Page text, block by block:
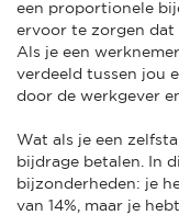
een proportionele
ervoor te zorgen dat
Als je een
verdeeld tussen jou
door de werkgever
Wat als je een
bijdrage betalen. In
bijzonderheden: je
van 14%, maar je